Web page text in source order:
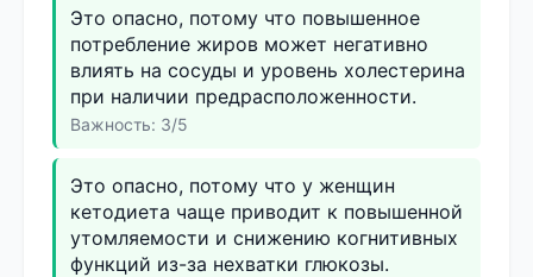
Это опасно, потому что повышенное
потребление жиров может негативно
влиять на сосуды и уровень холестерина
при наличии предрасположенности.
Важность: 3/5
Это опасно, потому что у женщин
кетодиета чаще приводит к повышенной
утомляемости и снижению когнитивных
функций из-за нехватки глюкозы.